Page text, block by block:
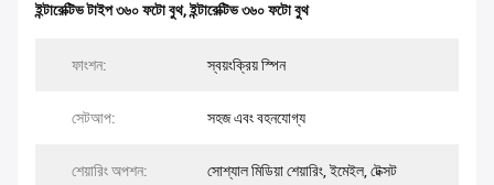
ইন্টারেক্টিভ টাইপ ৩৬০ ফটো বুথ,ইন্টারেক্টিভ ৩৬০ ফটো বুথ
ফাংশন: স্বয়ংক্রিয় স্পিন
সেটআপ: সহজ এবং বহনযোগ্য
শেয়ারিং অপশন: সোশ্যাল মিডিয়া শেয়ারিং, ইমেইল, টেক্সট